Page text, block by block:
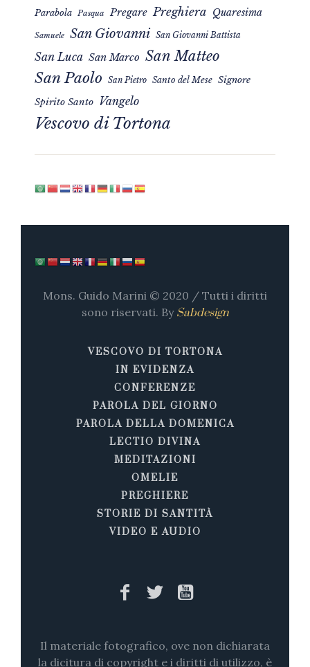
Parabola Pasqua Pregare Preghiera Quaresima
Samuele San Giovanni San Giovanni Battista
San Luca San Marco San Matteo
San Paolo San Pietro Santo del Mese Signore
Spirito Santo Vangelo
Vescovo di Tortona
Mons. Guido Marini © 2020 / Tutti i diritti
sono riservati. By Sabdesign
VESCOVO DI TORTONA
IN EVIDENZA
CONFERENZE
PAROLA DEL GIORNO
PAROLA DELLA DOMENICA
LECTIO DIVINA
MEDITAZIONI
OMELIE
PREGHIERE
STORIE DI SANTITÀ
VIDEO E AUDIO
Il materiale fotografico, ove non dichiarata
la dicitura di copyright e i diritti di utilizzo, è